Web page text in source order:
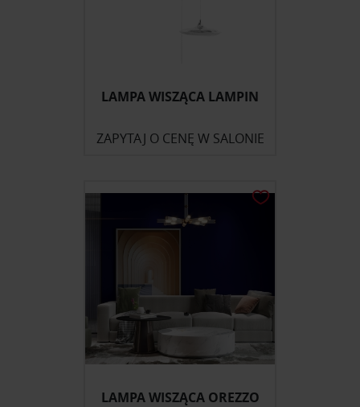
LAMPA WISZĄCA LAMPIN
ZAPYTAJ O CENĘ W SALONIE
LAMPA WISZĄCA OREZZO